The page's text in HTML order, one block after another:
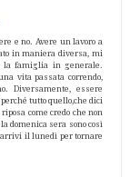
e no. Avere un lavoro a
in maniera diversa, mi
la famiglia in generale.
vita passata correndo,
Diversamente, essere
tutto quello,che dici
come credo che non
domenica sera sono così
arrivi il lunedì per tornare